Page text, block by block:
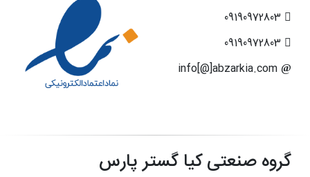
گروه صنعتی کیا گستر پارس